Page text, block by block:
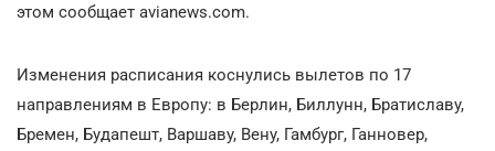
этом сообщает avianews.com.
Изменения расписания коснулись вылетов по 17
направлениям в Европу: в Берлин, Биллунн, Братиславу,
Бремен, Будапешт, Варшаву, Вену, Гамбург, Ганновер,